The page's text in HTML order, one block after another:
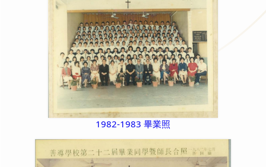
1982-1983 畢業照